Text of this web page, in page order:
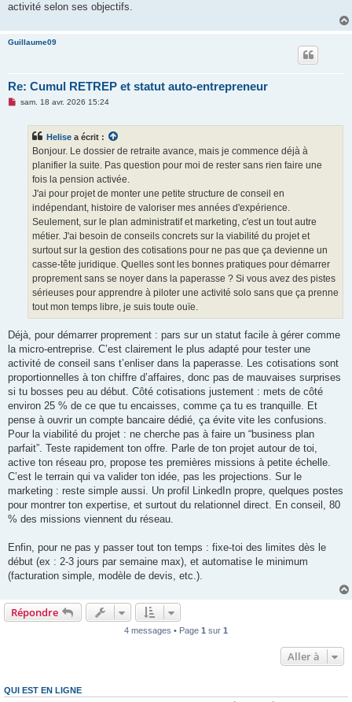
activité selon ses objectifs.
Guillaume09
Re: Cumul RETREP et statut auto-entrepreneur
Msam. 18 avr. 2026 15:24
Helise a écrit :
Bonjour. Le dossier de retraite avance, mais je commence déjà à
planifier la suite. Pas question pour moi de rester sans rien faire une
fois la pension activée.
J'ai pour projet de monter une petite structure de conseil en
indépendant, histoire de valoriser mes années d'expérience.
Seulement, sur le plan administratif et marketing, c'est un tout autre
métier. J'ai besoin de conseils concrets sur la viabilité du projet et
surtout sur la gestion des cotisations pour ne pas que ça devienne un
casse-tête juridique. Quelles sont les bonnes pratiques pour démarrer
proprement sans se noyer dans la paperasse ? Si vous avez des pistes
sérieuses pour apprendre à piloter une activité solo sans que ça prenne
tout mon temps libre, je suis toute ouïe.
Déjà, pour démarrer proprement : pars sur un statut facile à gérer comme
la micro-entreprise. C’est clairement le plus adapté pour tester une
activité de conseil sans t’enliser dans la paperasse. Les cotisations sont
proportionnelles à ton chiffre d’affaires, donc pas de mauvaises surprises
si tu bosses peu au début. Côté cotisations justement : mets de côté
environ 25 % de ce que tu encaisses, comme ça tu es tranquille. Et
pense à ouvrir un compte bancaire dédié, ça évite vite les confusions.
Pour la viabilité du projet : ne cherche pas à faire un “business plan
parfait”. Teste rapidement ton offre. Parle de ton projet autour de toi,
active ton réseau pro, propose tes premières missions à petite échelle.
C’est le terrain qui va valider ton idée, pas les projections. Sur le
marketing : reste simple aussi. Un profil LinkedIn propre, quelques postes
pour montrer ton expertise, et surtout du relationnel direct. En conseil, 80
% des missions viennent du réseau.
Enfin, pour ne pas y passer tout ton temps : fixe-toi des limites dès le
début (ex : 2-3 jours par semaine max), et automatise le minimum
(facturation simple, modèle de devis, etc.).
Répondre
4 messages • Page 1 sur 1
Aller à
QUI EST EN LIGNE